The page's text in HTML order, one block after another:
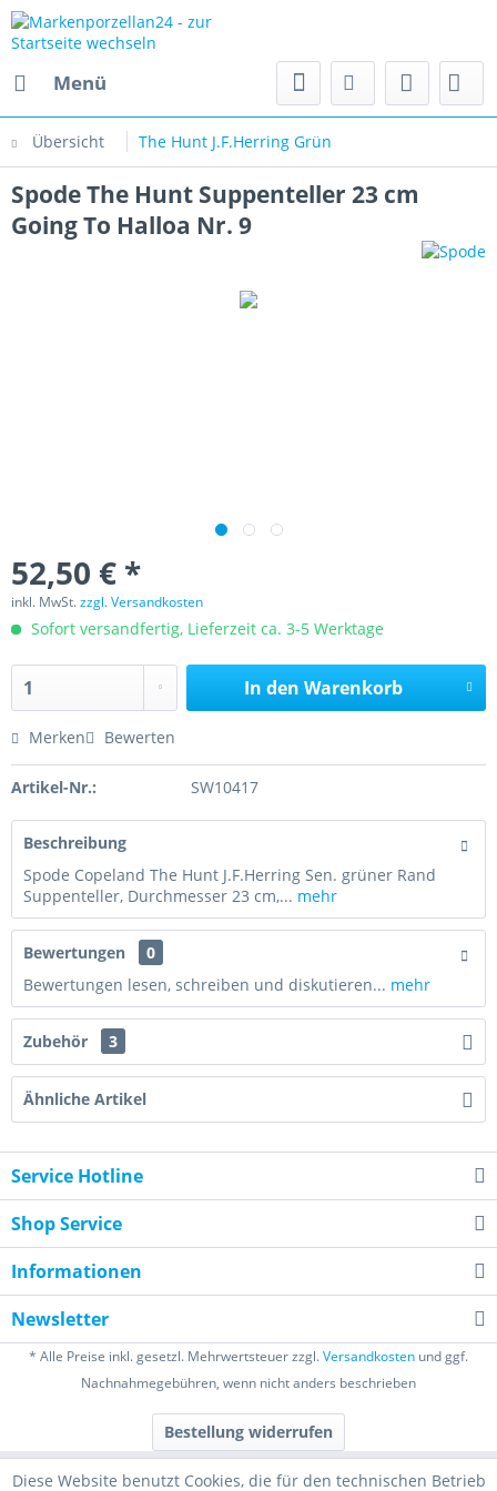
Menü
Übersicht The Hunt J.F.Herring Grün
Spode The Hunt Suppenteller 23 cm
Going To Halloa Nr. 9
52,50 € *
inkl. MwSt.zzgl. Versandkosten
Sofort versandfertig, Lieferzeit ca. 3-5 Werktage
In den Warenkorb
Merken Bewerten
Artikel-Nr.: SW10417
Beschreibung
Spode Copeland The Hunt J.F.Herring Sen. grüner Rand
Suppenteller, Durchmesser 23 cm,... mehr
Bewertungen
0
Bewertungen lesen, schreiben und diskutieren... mehr
Zubehör 3
Ähnliche Artikel
Service Hotline
Shop Service
Informationen
Newsletter
* Alle Preise inkl. gesetzl. Mehrwertsteuer zzgl.Versandkosten und ggf.
Nachnahmegebühren, wenn nicht anders beschrieben
Bestellung widerrufen
Diese Website benutzt Cookies, die für den technischen Betrieb